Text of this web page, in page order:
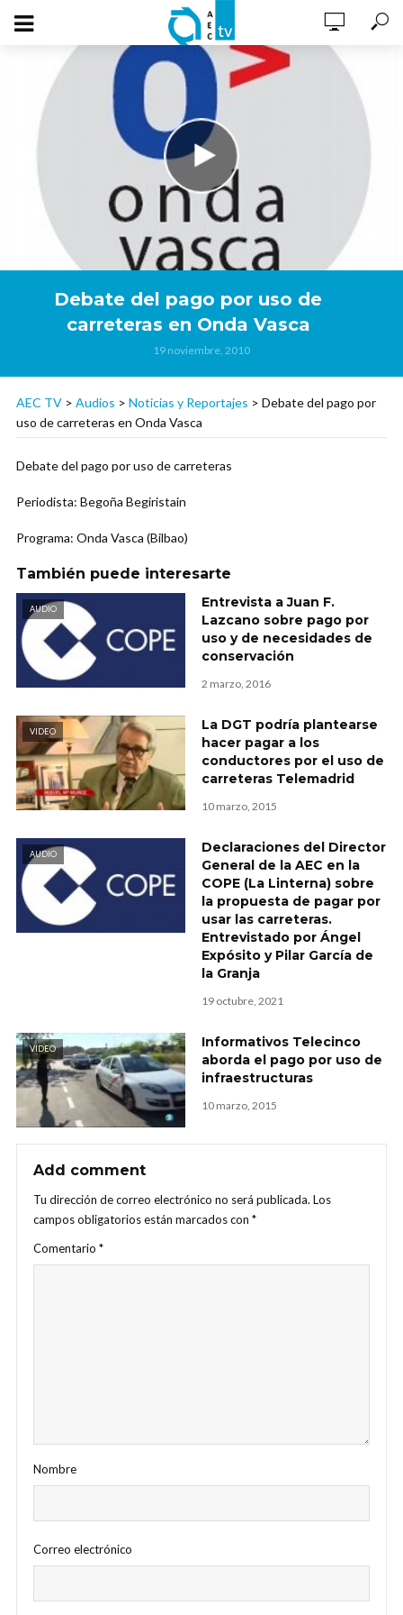
Debate del pago por uso de
carreteras en Onda Vasca
19 noviembre, 2010
AEC TV > Audios > Noticias y Reportajes > Debate del pago por
uso de carreteras en Onda Vasca
Debate del pago por uso de carreteras
Periodista: Begoña Begiristain
Programa: Onda Vasca (Bilbao)
También puede interesarte
AUDIO
Entrevista a Juan F.
Lazcano sobre pago por
uso y de necesidades de
conservación
2 marzo, 2016
VIDEO
La DGT podría plantearse
hacer pagar a los
conductores por el uso de
carreteras Telemadrid
10 marzo, 2015
AUDIO
Declaraciones del Director
General de la AEC en la
COPE (La Linterna) sobre
la propuesta de pagar por
usar las carreteras.
Entrevistado por Ángel
Expósito y Pilar García de
la Granja
19 octubre, 2021
VIDEO
Informativos Telecinco
aborda el pago por uso de
infraestructuras
10 marzo, 2015
Add comment
Tu dirección de correo electrónico no será publicada. Los
campos obligatorios están marcados con *
Comentario *
Nombre
Correo electrónico